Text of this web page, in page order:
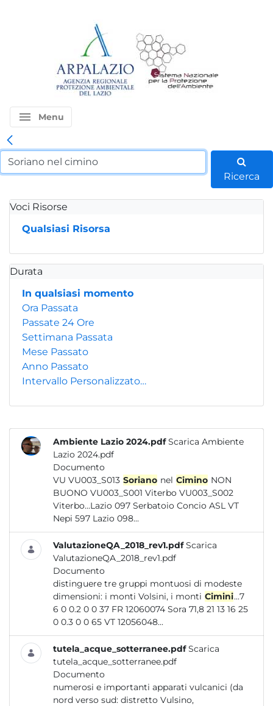
menu Menu
Ricerca
Voci Risorse
Qualsiasi Risorsa
Durata
In qualsiasi momento
Ora Passata
Passate 24 Ore
Settimana Passata
Mese Passato
Anno Passato
Intervallo Personalizzato…
Ambiente Lazio 2024.pdf Scarica Ambiente
Lazio 2024.pdf
Documento
VU VU003_S013 Soriano nel Cimino
BUONO VU003_S001 Viterbo VU003_S002
Viterbo...Lazio 097 Serbatoio Concio ASL VT
Nepi 597 Lazio 098...
ValutazioneQA_2018_rev1.pdf Scarica
ValutazioneQA_2018_rev1.pdf
Documento
distinguere tre gruppi montuosi di modeste
dimensioni: i monti Volsini, i monti Cimini...7
6 0 0.2 0 0 37 FR 12060074 Sora 71,8 21 13 16 25
0 0.3 0 0 65 VT 12056048...
tutela_acque_sotterranee.pdf Scarica
tutela_acque_sotterranee.pdf
Documento
numerosi e importanti apparati vulcanici (da
nord verso sud: distretto Vulsino,